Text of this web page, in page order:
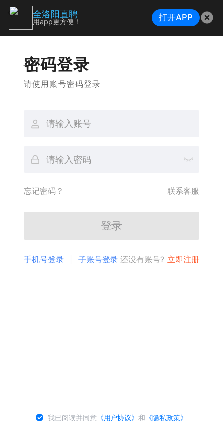
密码登录
请使用账号密码登录
忘记密码？ 联系客服
登录
手机号登录 子账号登录 还没有账号? 立即注册
我已阅读并同意 《用户协议》和 《隐私政策》
全洛阳直聘
用app更方便！ 打开APP